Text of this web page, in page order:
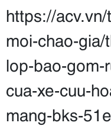
https://
moi-chao-
lop-bao-
cua-xe-cuu-
mang-bks-